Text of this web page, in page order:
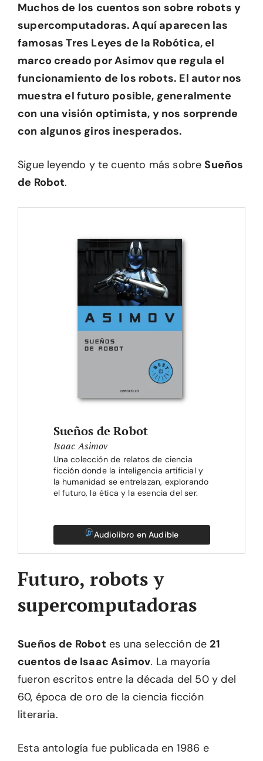
Muchos de los cuentos son sobre robots y
supercomputadoras. Aquí aparecen las
famosas Tres Leyes de la Robótica, el
marco creado por Asimov que regula el
funcionamiento de los robots. El autor nos
muestra el futuro posible, generalmente
con una visión optimista, y nos sorprende
con algunos giros inesperados.
Sigue leyendo y te cuento más sobreSueños
de Robot.
Sueños de Robot
Isaac Asimov
Una colección de relatos de ciencia
ficción donde la inteligencia artificial y
la humanidad se entrelazan, explorando
el futuro, la ética y la esencia del ser.
Audiolibro en Audible
Futuro, robots y
supercomputadoras
Sueños de Robot es una selección de 21
cuentos de Isaac Asimov. La mayoría
fueron escritos entre la década del 50 y del
60, época de oro de la ciencia ficción
literaria.
Esta antología fue publicada en 1986 e